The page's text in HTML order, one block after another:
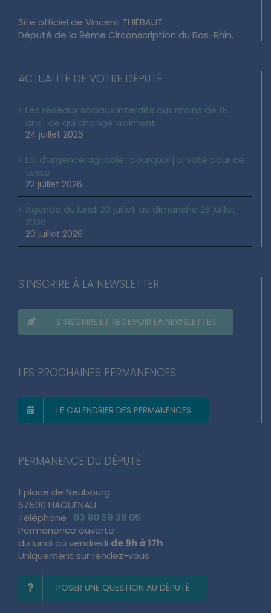
Site officiel de Vincent THIÉBAUT
Député de la 9ème Circonscription du Bas-Rhin.
ACTUALITÉ DE VOTRE DÉPUTÉ
Les réseaux sociaux interdits aux moins de 15
ans : ce qui change vraiment
24 juillet 2026
Loi d’urgence agricole : pourquoi j’ai voté pour ce
texte
22 juillet 2026
Agenda du lundi 20 juillet au dimanche 26 juillet
2026
20 juillet 2026
S’INSCRIRE À LA NEWSLETTER
S’INSCRIRE ET RECEVOIR LA NEWSLETTER
LES PROCHAINES PERMANENCES
LE CALENDRIER DES PERMANENCES
PERMANENCE DU DÉPUTÉ
1 place de Neubourg
67500 HAGUENAU
Téléphone : 03 90 59 38 05
Permanence ouverte
du lundi au vendredi de 9h à 17h
Uniquement sur rendez-vous
POSER UNE QUESTION AU DÉPUTÉ